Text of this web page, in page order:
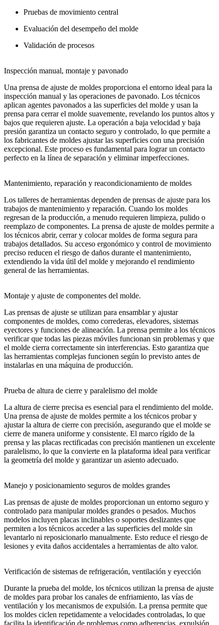
Pruebas de movimiento central
Evaluación del desempeño del molde
Validación de procesos
Inspección manual, montaje y pavonado
Una prensa de ajuste de moldes proporciona el entorno ideal para la
inspección manual y las operaciones de pavonado. Los técnicos
aplican agentes pavonados a las superficies del molde y usan la
prensa para cerrar el molde suavemente, revelando los puntos altos y
bajos que requieren ajuste. La operación a baja velocidad y baja
presión garantiza un contacto seguro y controlado, lo que permite a
los fabricantes de moldes ajustar las superficies con una precisión
excepcional. Este proceso es fundamental para lograr un contacto
perfecto en la línea de separación y eliminar imperfecciones.
Mantenimiento, reparación y reacondicionamiento de moldes
Los talleres de herramientas dependen de prensas de ajuste para los
trabajos de mantenimiento y reparación. Cuando los moldes
regresan de la producción, a menudo requieren limpieza, pulido o
reemplazo de componentes. La prensa de ajuste de moldes permite a
los técnicos abrir, cerrar y colocar moldes de forma segura para
trabajos detallados. Su acceso ergonómico y control de movimiento
preciso reducen el riesgo de daños durante el mantenimiento,
extendiendo la vida útil del molde y mejorando el rendimiento
general de las herramientas.
Montaje y ajuste de componentes del molde.
Las prensas de ajuste se utilizan para ensamblar y ajustar
componentes de moldes, como correderas, elevadores, sistemas
eyectores y funciones de alineación. La prensa permite a los técnicos
verificar que todas las piezas móviles funcionan sin problemas y que
el molde cierra correctamente sin interferencias. Esto garantiza que
las herramientas complejas funcionen según lo previsto antes de
instalarlas en una máquina de producción.
Prueba de altura de cierre y paralelismo del molde
La altura de cierre precisa es esencial para el rendimiento del molde.
Una prensa de ajuste de moldes permite a los técnicos probar y
ajustar la altura de cierre con precisión, asegurando que el molde se
cierre de manera uniforme y consistente. El marco rígido de la
prensa y las placas rectificadas con precisión mantienen un excelente
paralelismo, lo que la convierte en la plataforma ideal para verificar
la geometría del molde y garantizar un asiento adecuado.
Manejo y posicionamiento seguros de moldes grandes
Las prensas de ajuste de moldes proporcionan un entorno seguro y
controlado para manipular moldes grandes o pesados. Muchos
modelos incluyen placas inclinables o soportes deslizantes que
permiten a los técnicos acceder a las superficies del molde sin
levantarlo ni reposicionarlo manualmente. Esto reduce el riesgo de
lesiones y evita daños accidentales a herramientas de alto valor.
Verificación de sistemas de refrigeración, ventilación y eyección
Durante la prueba del molde, los técnicos utilizan la prensa de ajuste
de moldes para probar los canales de enfriamiento, las vías de
ventilación y los mecanismos de expulsión. La prensa permite que
los moldes ciclen repetidamente a velocidades controladas, lo que
facilita la identificación de problemas como adherencias, expulsión